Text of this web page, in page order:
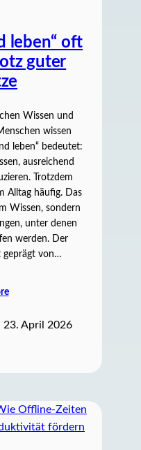
leben“ oft
guter
Wissen und
wissen
leben“ bedeutet:
ausreichend
Trotzdem
Alltag häufig. Das
Wissen, sondern
unter denen
werden. Der
geprägt von…
23. April 2026